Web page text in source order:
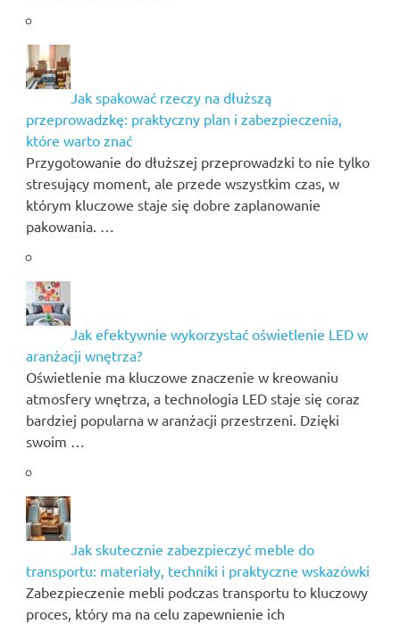
Jak spakować rzeczy na dłuższą
przeprowadzkę: praktyczny plan i zabezpieczenia,
które warto znać
Przygotowanie do dłuższej przeprowadzki to nie tylko
stresujący moment, ale przede wszystkim czas, w
którym kluczowe staje się dobre zaplanowanie
pakowania. …
Jak efektywnie wykorzystać oświetlenie LED w
aranżacji wnętrza?
Oświetlenie ma kluczowe znaczenie w kreowaniu
atmosfery wnętrza, a technologia LED staje się coraz
bardziej popularna w aranżacji przestrzeni. Dzięki
swoim …
Jak skutecznie zabezpieczyć meble do
transportu: materiały, techniki i praktyczne wskazówki
Zabezpieczenie mebli podczas transportu to kluczowy
proces, który ma na celu zapewnienie ich